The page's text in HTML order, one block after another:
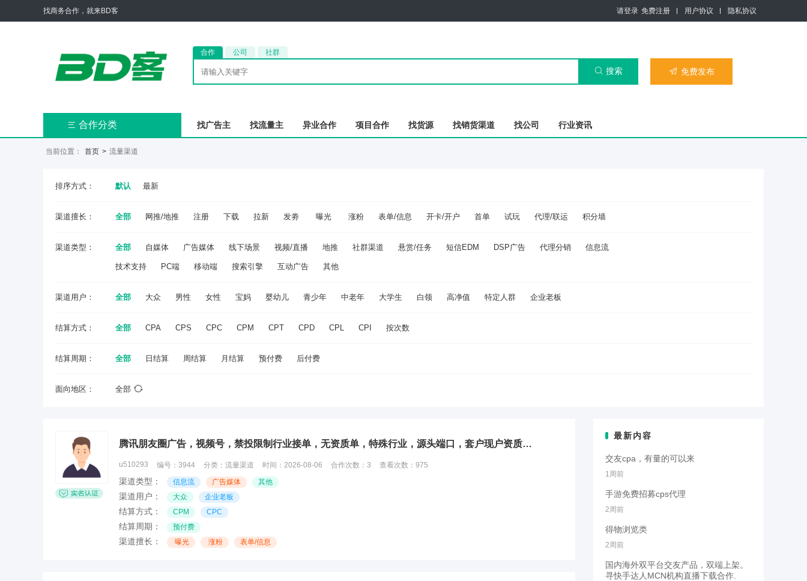
找商务合作，就来BD客 请登录 免费注册 用户协议 隐私协议
合作 公司 社群
 搜索  免费发布
 合作分类 找广告主 找流量主 异业合作 项目合作 找货源 找销货渠道 找公司 行业资讯
当前位置： 首页 > 流量渠道
排序方式： 默认 最新
渠道擅长： 全部 网推/地推 注册 下载 拉新 发劵 曝光 涨粉 表单/信息 开卡/开户 首单 试玩 代理/联运 积分墙
渠道类型： 全部 自媒体 广告媒体 线下场景 视频/直播 地推 社群渠道 悬赏/任务 短信EDM DSP广告 代理分销 信息流
技术支持 PC端 移动端 搜索引擎 互动广告 其他
渠道用户： 全部 大众 男性 女性 宝妈 婴幼儿 青少年 中老年 大学生 白领 高净值 特定人群 企业老板
结算方式： 全部 CPA CPS CPC CPM CPT CPD CPL CPI 按次数
结算周期： 全部 日结算 周结算 月结算 预付费 后付费
面向地区： 全部
腾讯朋友圈广告，视频号，禁投限制行业接单，无资质单，特殊行业，源头端口，套户现户资质全包！
u510293 编号： 3944 分类： 流量渠道 时间： 2026-08-06 合作次数： 3 查看次数： 975
渠道类型： 信息流 广告媒体 其他
渠道用户： 大众 企业老板
结算方式： CPM CPC
结算周期： 预付费
渠道擅长： 曝光 涨粉 表单/信息
最新内容
交友cpa，有量的可以来
1周前
手游免费招募cps代理
2周前
得物浏览类
2周前
国内海外双平台交友产品，双端上架。
寻快手达人MCN机构直播下载合作.